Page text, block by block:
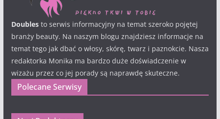
Doublesto serwis informacyjny na temat szeroko pojętej
branży beauty. Na naszym blogu znajdziesz informacje na
temat tego jak dbać o włosy, skórę, twarz i paznokcie. Nasza
redaktorka Monika ma bardzo duże doświadczenie w
wizażu przez co jej porady są naprawdę skuteczne.
Polecane Serwisy